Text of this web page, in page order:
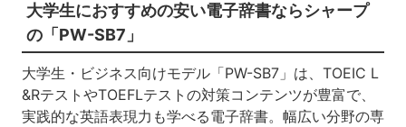
大学生におすすめの安い電子辞書ならシャープ
の「PW-SB7」
大学生・ビジネス向けモデル「PW-SB7」は、TOEIC L
&RテストやTOEFLテストの対策コンテンツが豊富で、
実践的な英語表現力も学べる電子辞書。幅広い分野の専